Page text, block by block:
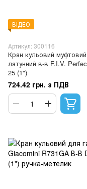
ВІДЕО
Артикул: 300116
Кран кульовий муфтовий
латунний в-в F.I.V.
25 (1")
724.42 грн. з ПДВ